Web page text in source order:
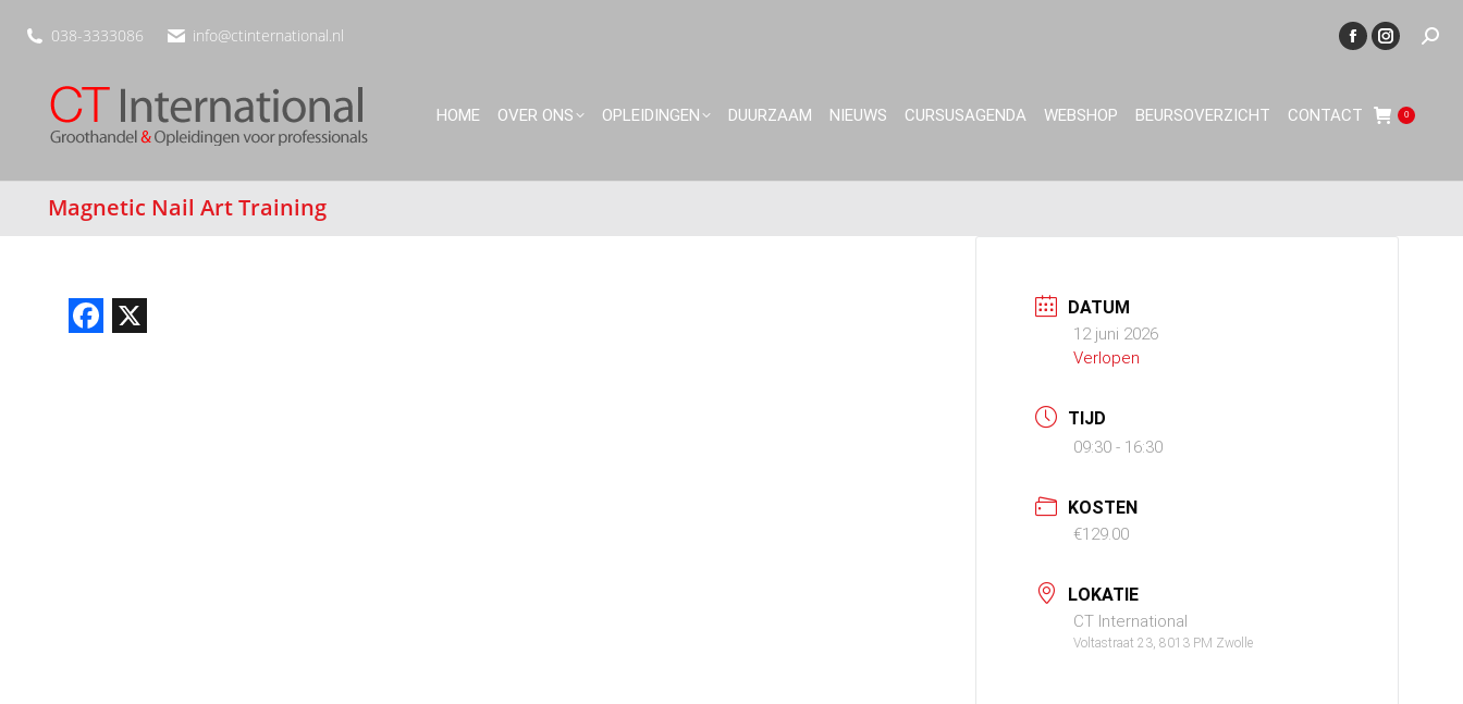
038-3333086 info@ctinternational.nl
Facebook
opens
Instagram
opens
HOME OVER ONS OPLEIDINGEN DUURZAAM NIEUWS CURSUSAGENDA WEBSHOP BEURSOVERZICHT CONTACT 0
Magnetic Nail Art Training
DATUM
12 juni 2026
Verlopen
TIJD
09:30 - 16:30
KOSTEN
€129.00
LOKATIE
CT International
Voltastraat 23, 8013 PM Zwolle